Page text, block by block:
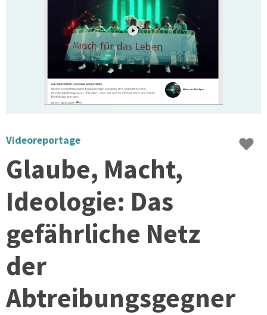
Videoreportage
Glaube, Macht,
Ideologie: Das
gefährliche Netz
der
Abtreibungsgegner
♥